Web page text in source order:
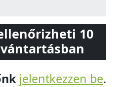
10
jelentkezzen be.